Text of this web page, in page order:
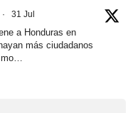
· 31 Jul
a Honduras en
más ciudadanos
mo…